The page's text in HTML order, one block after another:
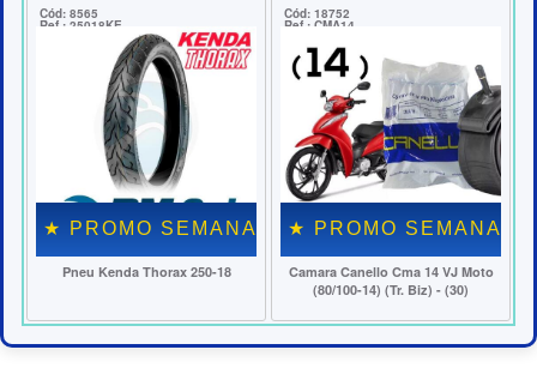
25018KE
SEMANAL ★
Kenda Thorax 250-18
Cód: 18752
Ref.: CMA14
★ PROMO SEMANAL ★
Camara Canello Cma 14 VJ Moto
(80/100-14) (Tr. Biz) - (30)
★